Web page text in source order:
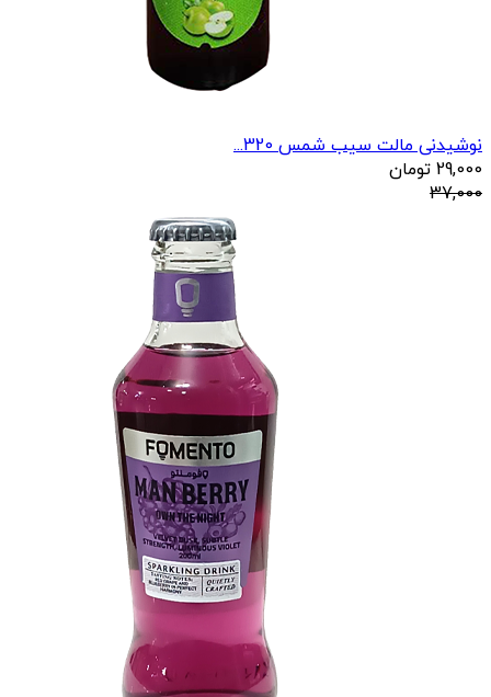
نوشیدنی مالت سیب شمس 320...
29,000 تومان
37,000